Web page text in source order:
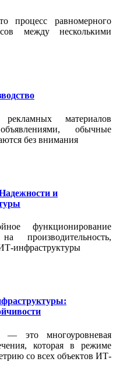
процесс равномерного
между несколькими
материалов
обычные
без внимания
и
функционирование
производительность,
ИТ-инфраструктуры
— это многоуровневая
которая в режиме
со всех объектов ИТ-